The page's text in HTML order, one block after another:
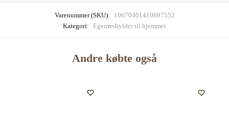
Varenummer (SKU):
10670401410697552
Kategori: Egetræshylder til hjemmet
Andre købte også